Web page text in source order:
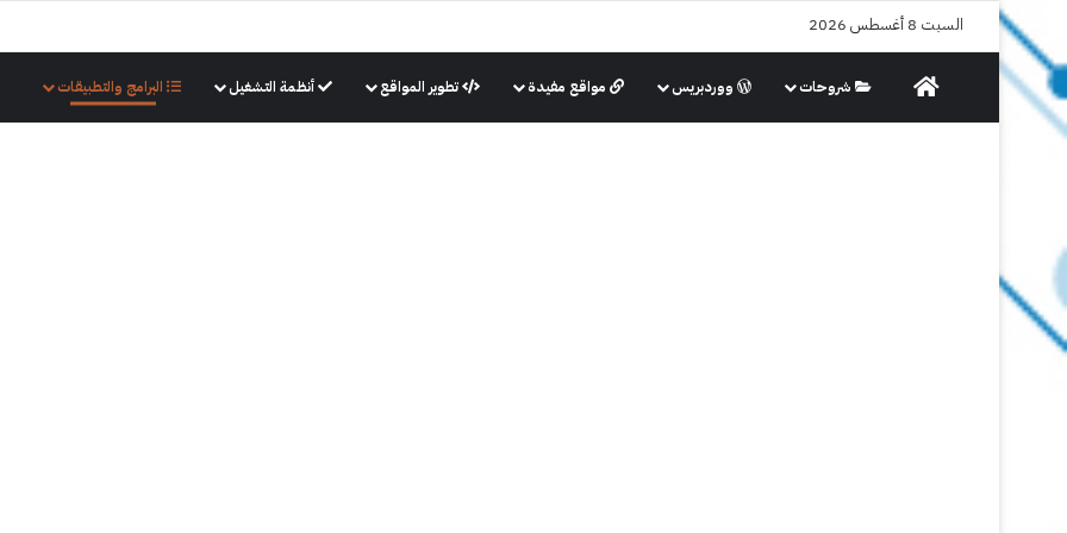
السبت 8 أغسطس 2026
الرئيسية شروحات ووردبريس مواقع مفيدة تطوير المواقع أنظمة التشغيل البرامج والتطبيقات